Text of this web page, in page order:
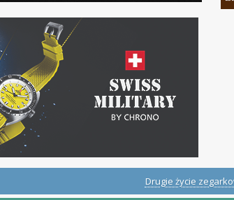
Drugie życie